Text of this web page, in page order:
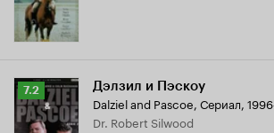
Рейтинг
Кинопоиска
7.2
7.2 Дэлзил и Пэскоу
Dalziel and Pascoe, Сериал,
Dr. Robert Silwood